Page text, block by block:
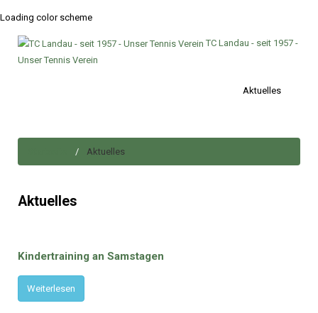
Loading color scheme
TC Landau - seit 1957 -
Unser Tennis Verein
Aktuelles
Aktuelles
Aktuelles
Kindertraining an Samstagen
Weiterlesen